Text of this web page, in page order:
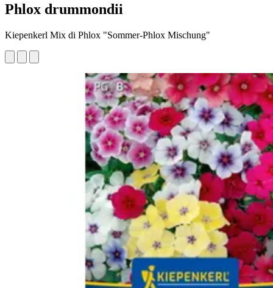
Phlox drummondii
Kiepenkerl Mix di Phlox "Sommer-Phlox Mischung"